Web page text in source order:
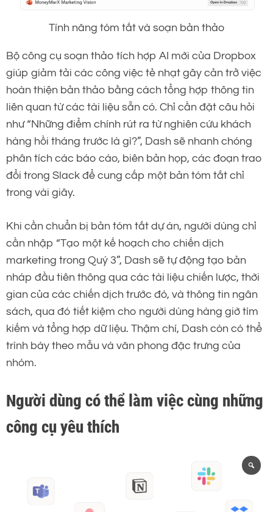
Tính năng tóm tắt và soạn bản thảo
Bộ công cụ soạn thảo tích hợp AI mới của Dropbox
giúp giảm tải các công việc tẻ nhạt gây cản trở việc
hoàn thiện bản thảo bằng cách tổng hợp thông tin
liên quan từ các tài liệu sẵn có. Chỉ cần đặt câu hỏi
như “Những điểm chính rút ra từ nghiên cứu khách
hàng hồi tháng trước là gì?”, Dash sẽ nhanh chóng
phân tích các báo cáo, biên bản họp, các đoạn trao
đổi trong Slack để cung cấp một bản tóm tắt chỉ
trong vài giây.
Khi cần chuẩn bị bản tóm tắt dự án, người dùng chỉ
cần nhập “Tạo một kế hoạch cho chiến dịch
marketing trong Quý 3”, Dash sẽ tự động tạo bản
nháp đầu tiên thông qua các tài liệu chiến lược, thời
gian của các chiến dịch trước đó, và thông tin ngân
sách, qua đó tiết kiệm cho người dùng hàng giờ tìm
kiếm và tổng hợp dữ liệu. Thậm chí, Dash còn có thể
trình bày theo mẫu và văn phong đặc trưng của
nhóm.
Người dùng có thể làm việc cùng những
công cụ yêu thích